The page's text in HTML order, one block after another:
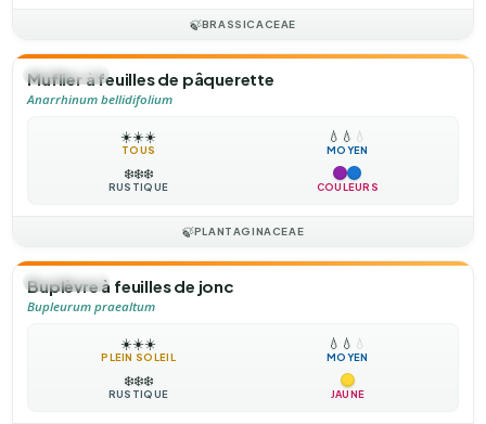
🍃BRASSICACEAE
🌻ANNUELLE
Muflier à feuilles de pâquerette
Anarrhinum bellidifolium
☀️☀️☀️
TOUS
💧 💧 💧
MOYEN
❄️❄️❄️
RUSTIQUE COULEURS
🍃PLANTAGINACEAE
🌻ANNUELLE
Buplèvre à feuilles de jonc
Bupleurum praealtum
☀️☀️☀️
PLEIN SOLEIL
💧 💧 💧
MOYEN
❄️❄️❄️
RUSTIQUE JAUNE